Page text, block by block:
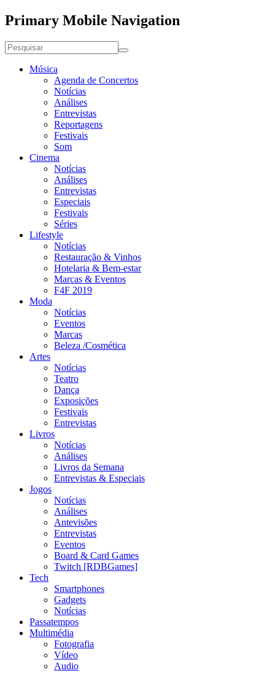
Primary Mobile Navigation
Música
Agenda de Concertos
Notícias
Análises
Entrevistas
Reportagens
Festivais
Som
Cinema
Notícias
Análises
Entrevistas
Especiais
Festivais
Séries
Lifestyle
Notícias
Restauração & Vinhos
Hotelaria & Bem-estar
Marcas & Eventos
F4F 2019
Moda
Notícias
Eventos
Marcas
Beleza /Cosmética
Artes
Notícias
Teatro
Dança
Exposições
Festivais
Entrevistas
Livros
Notícias
Análises
Livros da Semana
Entrevistas & Especiais
Jogos
Notícias
Análises
Antevisões
Entrevistas
Eventos
Board & Card Games
Twitch [RDBGames]
Tech
Smartphones
Gadgets
Notícias
Passatempos
Multimédia
Fotografia
Vídeo
Audio